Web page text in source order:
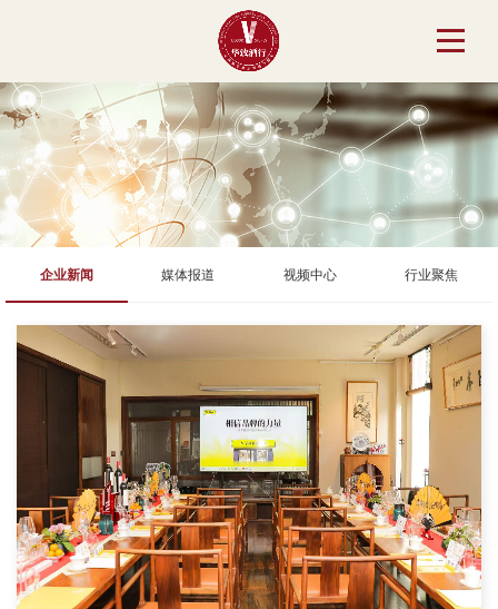
企业新闻 媒体报道 视频中心 行业聚焦